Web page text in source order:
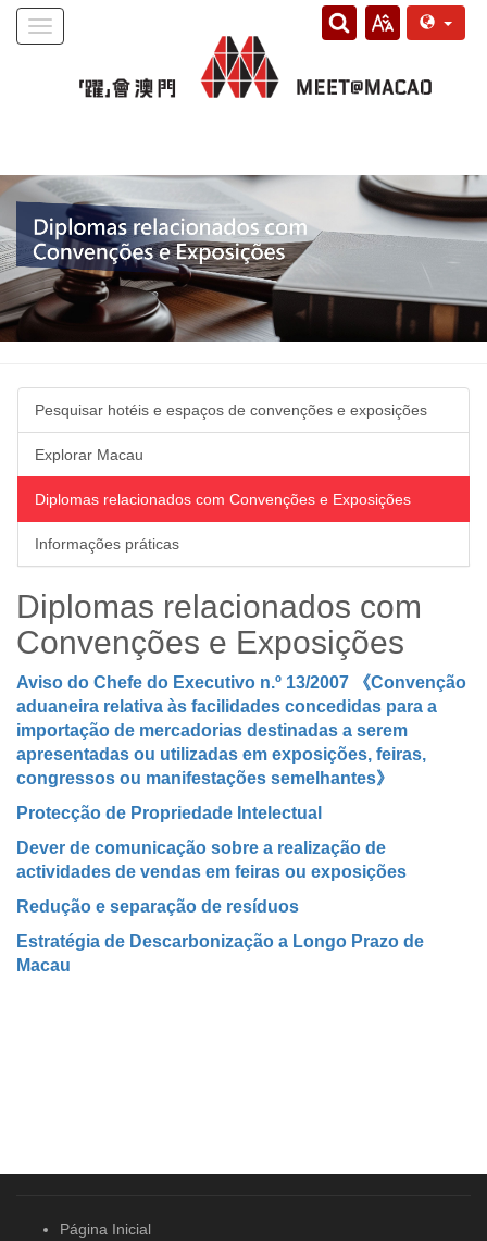
Toggle
Pesquisar hotéis e espaços de convenções e exposições
Explorar Macau
Diplomas relacionados com Convenções e Exposições
Informações práticas
Diplomas relacionados com
Convenções e Exposições
Aviso do Chefe do Executivo n.º 13/2007 《Convenção
aduaneira relativa às facilidades concedidas para a
importação de mercadorias destinadas a serem
apresentadas ou utilizadas em exposições, feiras,
congressos ou manifestações semelhantes》
Protecção de Propriedade Intelectual
Dever de comunicação sobre a realização de
actividades de vendas em feiras ou exposições
Redução e separação de resíduos
Estratégia de Descarbonização a Longo Prazo de
Macau
Página Inicial